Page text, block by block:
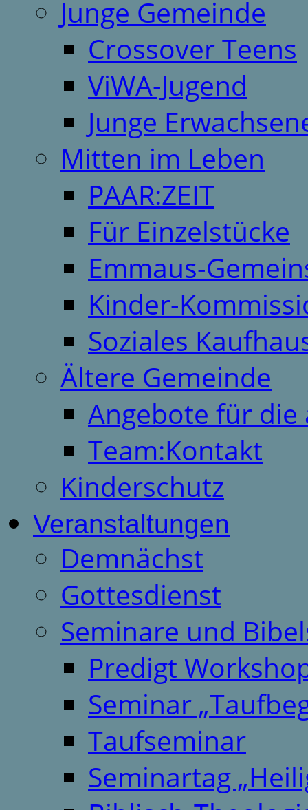
Junge Gemeinde
Crossover Teens
ViWA-Jugend
Junge
Mitten im Leben
PAAR:ZEIT
Für Einzelstücke
Emmaus-
Kinder-
Soziales
Ältere Gemeinde
Angebote für
Team:Kontakt
Kinderschutz
Veranstaltungen
Demnächst
Gottesdienst
Seminare und
Predigt
Seminar
Taufseminar
Seminartag